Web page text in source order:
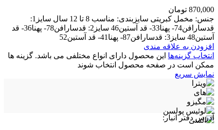
870,000 تومان
جنس: مخمل کبریتی سایزبندی: مناسب 8 تا 12 سال سایز1:
قدسارافن74- پهنا33- قد آستین46 سایز2: قدسارافن78- پهنا36- قد
آستین48 سایز3: قدسارافن87- پهنا41- قد آستین52
افزودن به علاقه مندی
انتخاب گزینه‌ها این محصول دارای انواع مختلفی می باشد. گزینه ها
ممکن است در صفحه محصول انتخاب شوند
نمایش سریع
آدرس دفتر انبار: